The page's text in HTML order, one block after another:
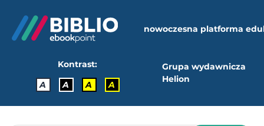
nowoczesna platforma
Kontrast:
A
A A A
Grupa wydawnicza
Helion